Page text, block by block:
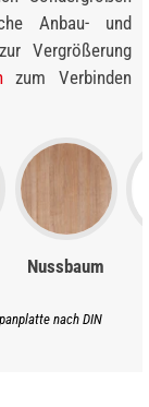
Anbau- und
Vergrößerung
zum Verbinden
Nussbaum
nach DIN